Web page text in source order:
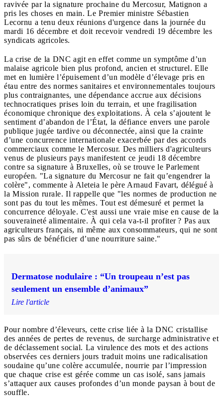
ravivée par la signature prochaine du Mercosur, Matignon a
pris les choses en main. Le Premier ministre Sébastien
Lecornu a tenu deux réunions d'urgence dans la journée du
mardi 16 décembre et doit recevoir vendredi 19 décembre les
syndicats agricoles.
La crise de la DNC agit en effet comme un symptôme d’un
malaise agricole bien plus profond, ancien et structurel. Elle
met en lumière l’épuisement d’un modèle d’élevage pris en
étau entre des normes sanitaires et environnementales toujours
plus contraignantes, une dépendance accrue aux décisions
technocratiques prises loin du terrain, et une fragilisation
économique chronique des exploitations. À cela s’ajoutent le
sentiment d’abandon de l’État, la défiance envers une parole
publique jugée tardive ou déconnectée, ainsi que la crainte
d’une concurrence internationale exacerbée par des accords
commerciaux comme le Mercosur. Des milliers d'agriculteurs
venus de plusieurs pays manifestent ce jeudi 18 décembre
contre sa signature à Bruxelles, où se trouve le Parlement
européen. "La signature du Mercosur ne fait qu’engendrer la
colère", commente à Aleteia le père Arnaud Favart, délégué à
la Mission rurale. Il rappelle que "les normes de production ne
sont pas du tout les mêmes. Tout est démesuré et permet la
concurrence déloyale. C'est aussi une vraie mise en cause de la
souveraineté alimentaire. À qui cela va-t-il profiter ? Pas aux
agriculteurs français, ni même aux consommateurs, qui ne sont
pas sûrs de bénéficier d’une nourriture saine."
Dermatose nodulaire : “Un troupeau n’est pas
seulement un ensemble d’animaux”
Lire l'article
Pour nombre d’éleveurs, cette crise liée à la DNC cristallise
des années de pertes de revenus, de surcharge administrative et
de déclassement social. La virulence des mots et des actions
observées ces derniers jours traduit moins une radicalisation
soudaine qu’une colère accumulée, nourrie par l’impression
que chaque crise est gérée comme un cas isolé, sans jamais
s’attaquer aux causes profondes d’un monde paysan à bout de
souffle.